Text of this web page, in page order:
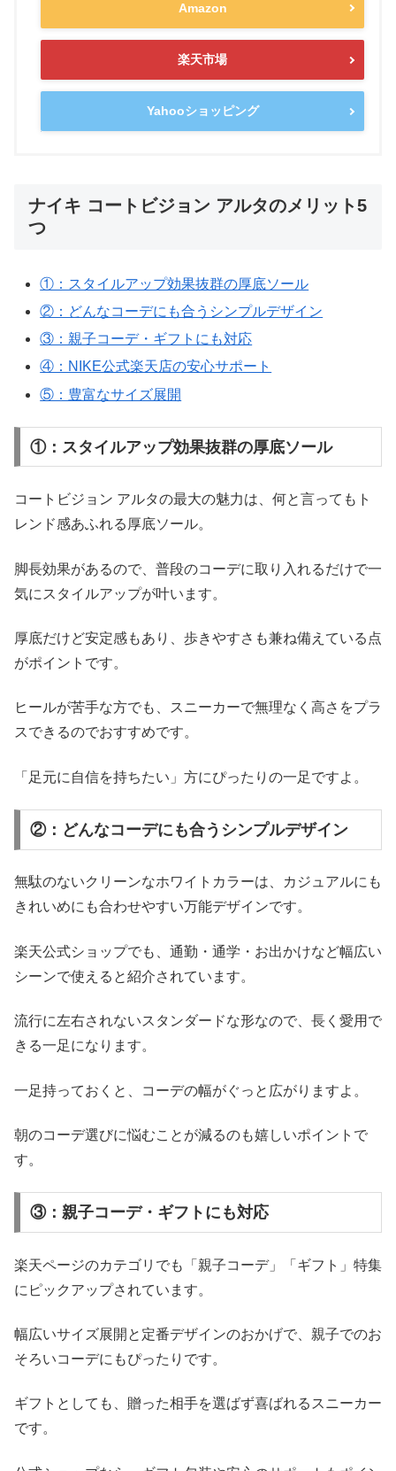
Amazon
楽天市場
Yahooショッピング
ナイキ コートビジョン アルタのメリット5
つ
①：スタイルアップ効果抜群の厚底ソール
②：どんなコーデにも合うシンプルデザイン
③：親子コーデ・ギフトにも対応
④：NIKE公式楽天店の安心サポート
⑤：豊富なサイズ展開
①：スタイルアップ効果抜群の厚底ソール
コートビジョン アルタの最大の魅力は、何と言ってもト
レンド感あふれる厚底ソール。
脚長効果があるので、普段のコーデに取り入れるだけで一
気にスタイルアップが叶います。
厚底だけど安定感もあり、歩きやすさも兼ね備えている点
がポイントです。
ヒールが苦手な方でも、スニーカーで無理なく高さをプラ
スできるのでおすすめです。
「足元に自信を持ちたい」方にぴったりの一足ですよ。
②：どんなコーデにも合うシンプルデザイン
無駄のないクリーンなホワイトカラーは、カジュアルにも
きれいめにも合わせやすい万能デザインです。
楽天公式ショップでも、通勤・通学・お出かけなど幅広い
シーンで使えると紹介されています。
流行に左右されないスタンダードな形なので、長く愛用で
きる一足になります。
一足持っておくと、コーデの幅がぐっと広がりますよ。
朝のコーデ選びに悩むことが減るのも嬉しいポイントで
す。
③：親子コーデ・ギフトにも対応
楽天ページのカテゴリでも「親子コーデ」「ギフト」特集
にピックアップされています。
幅広いサイズ展開と定番デザインのおかげで、親子でのお
そろいコーデにもぴったりです。
ギフトとしても、贈った相手を選ばず喜ばれるスニーカー
です。